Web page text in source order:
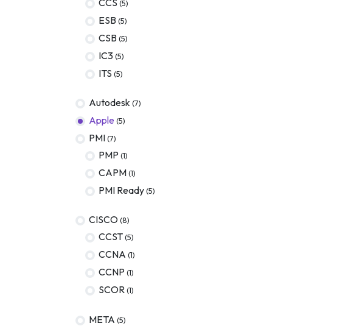
Meta
(5)
ESB (5)
CSB (5)
IC3 (5)
ITS (5)
Autodesk (7)
Apple (5)
PMI (7)
PMP (1)
CAPM (1)
PMI Ready (5)
CISCO (8)
CCST (5)
CCNA (1)
CCNP (1)
SCOR (1)
META (5)